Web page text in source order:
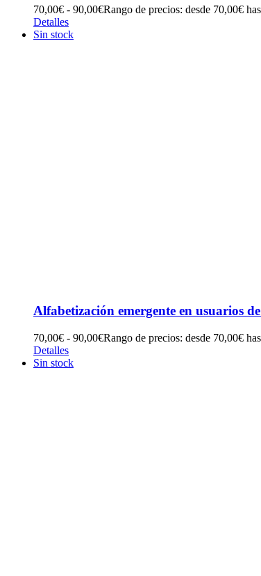
70,00€ - 90,00€Rango de precios: desde 70,00€
Detalles
Sin stock
Alfabetización emergente en usuarios
70,00€ - 90,00€Rango de precios: desde 70,00€
Detalles
Sin stock